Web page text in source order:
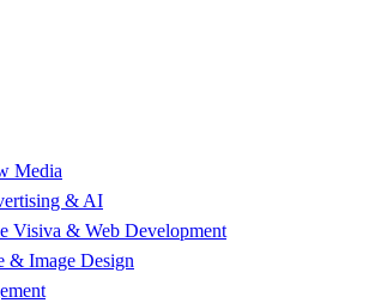
Media
& AI
Visiva & Web Development
& Image Design